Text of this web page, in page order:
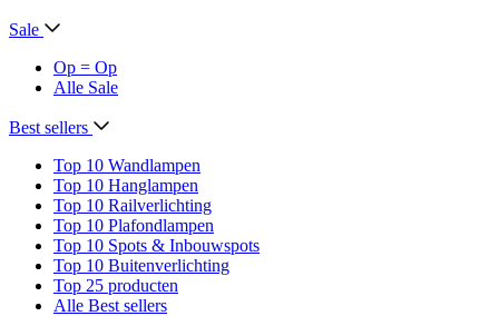
Sale
Op = Op
Alle Sale
Best sellers
Top 10 Wandlampen
Top 10 Hanglampen
Top 10 Railverlichting
Top 10 Plafondlampen
Top 10 Spots & Inbouwspots
Top 10 Buitenverlichting
Top 25 producten
Alle Best sellers